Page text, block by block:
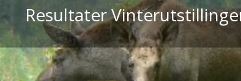
Resultater